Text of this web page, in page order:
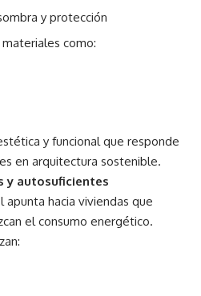
y protección
como:
y funcional que responde
en arquitectura sostenible.
y autosuficientes
apunta hacia viviendas que
el consumo energético.